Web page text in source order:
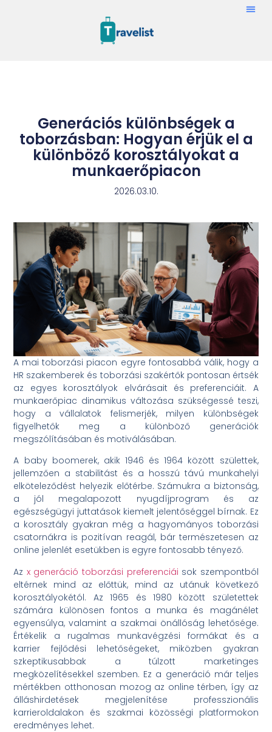
Generációs különbségek a
toborzásban: Hogyan érjük el a
különböző korosztályokat a
munkaerőpiacon
2026.03.10.
A mai toborzási piacon egyre fontosabbá válik, hogy a
HR szakemberek és toborzási szakértők pontosan értsék
az egyes korosztályok elvárásait és preferenciáit. A
munkaerőpiac dinamikus változása szükségessé teszi,
hogy a vállalatok felismerjék, milyen különbségek
figyelhetők meg a különböző generációk
megszólításában és motiválásában.
A baby boomerek, akik 1946 és 1964 között születtek,
jellemzően a stabilitást és a hosszú távú munkahelyi
elköteleződést helyezik előtérbe. Számukra a biztonság,
a jól megalapozott nyugdíjprogram és az
egészségügyi juttatások kiemelt jelentőséggel bírnak. Ez
a korosztály gyakran még a hagyományos toborzási
csatornákra is pozitívan reagál, bár természetesen az
online jelenlét esetükben is egyre fontosabb tényező.
Az x generáció toborzási preferenciái sok szempontból
eltérnek mind az előttük, mind az utánuk következő
korosztályokétól. Az 1965 és 1980 között születettek
számára különösen fontos a munka és magánélet
egyensúlya, valamint a szakmai önállóság lehetősége.
Értékelik a rugalmas munkavégzési formákat és a
karrier fejlődési lehetőségeket, miközben gyakran
szkeptikusabbak a túlzott marketinges
megközelítésekkel szemben. Ez a generáció már teljes
mértékben otthonosan mozog az online térben, így az
álláshirdetések megjelenítése professzionális
karrieroldalakon és szakmai közösségi platformokon
eredményes lehet.